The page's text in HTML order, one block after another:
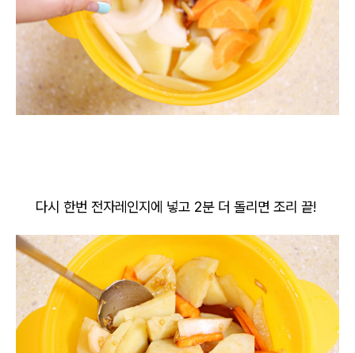
다시 한번 전자레인지에 넣고 2분 더 돌리면 조리 끝!